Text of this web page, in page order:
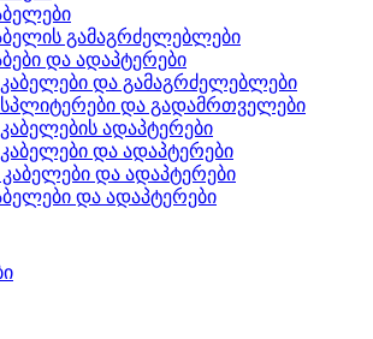
გამაგრძელებლები
და ადაპტერები
და გამაგრძელებლები
და გადამრთველები
ადაპტერები
და ადაპტერები
კაბელები და ადაპტერები
და ადაპტერები